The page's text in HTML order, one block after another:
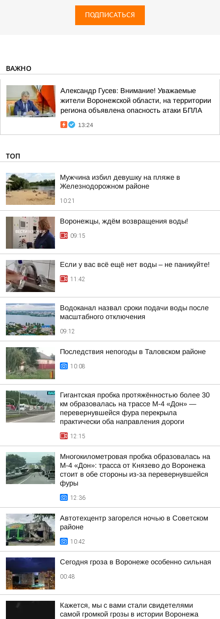
ПОДПИСАТЬСЯ
ВАЖНО
Александр Гусев: Внимание! Уважаемые
жители Воронежской области, на территории
региона объявлена опасность атаки БПЛА
13:24
ТОП
Мужчина избил девушку на пляже в
Железнодорожном районе
10:21
Воронежцы, ждём возвращения воды!
09:15
Если у вас всё ещё нет воды – не паникуйте!
11:42
Водоканал назвал сроки подачи воды после
масштабного отключения
09:12
Последствия непогоды в Таловском районе
10:08
Гигантская пробка протяжённостью более 30
км образовалась на трассе М-4 «Дон» —
перевернувшейся фура перекрыла
практически оба направления дороги
12:15
Многокилометровая пробка образовалась на
М-4 «Дон»: трасса от Князево до Воронежа
стоит в обе стороны из-за перевернувшейся
фуры
12:36
Автотехцентр загорелся ночью в Советском
районе
10:42
Сегодня гроза в Воронеже особенно сильная
00:48
Кажется, мы с вами стали свидетелями
самой громкой грозы в истории Воронежа